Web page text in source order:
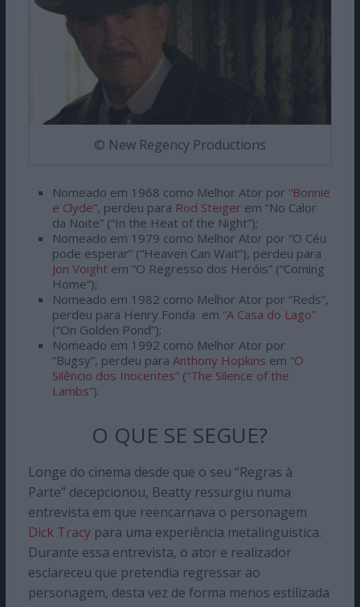
© New Regency Productions
Nomeado em 1968 como Melhor Ator por “Bonnie
e Clyde”, perdeu para Rod Steiger em “No Calor
da Noite” (“In the Heat of the Night”);
Nomeado em 1979 como Melhor Ator por “O Céu
pode esperar” (“Heaven Can Wait”), perdeu para
Jon Voightem “O Regresso dos Heróis” (“Coming
Home”);
Nomeado em 1982 como Melhor Ator por “Reds”,
perdeu para Henry Fonda em “A Casa do Lago”
(“On Golden Pond”);
Nomeado em 1992 como Melhor Ator por
“Bugsy”, perdeu para Anthony Hopkins em “O
Silêncio dos Inocentes”(“The Silence of the
Lambs”).
O QUE SE SEGUE?
Longe do cinema desde que o seu “Regras à
Parte” decepcionou, Beatty ressurgiu numa
entrevista em que reencarnava o personagem
Dick Tracypara uma experiência metalinguística.
Durante essa entrevista, o ator e realizador
esclareceu que pretendia regressar ao
personagem, desta vez de forma menos estilizada